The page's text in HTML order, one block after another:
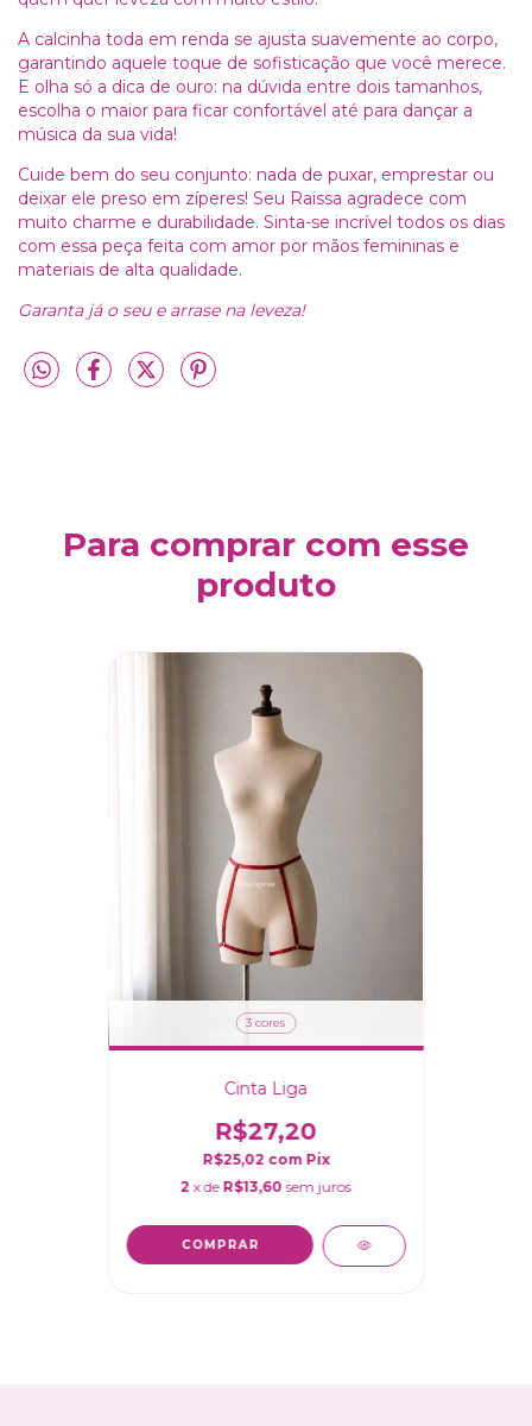
A calcinha toda em renda se ajusta suavemente ao corpo,
garantindo aquele toque de sofisticação que você merece.
E olha só a dica de ouro: na dúvida entre dois tamanhos,
escolha o maior para ficar confortável até para dançar a
música da sua vida!
Cuide bem do seu conjunto: nada de puxar, emprestar ou
deixar ele preso em zíperes! Seu Raissa agradece com
muito charme e durabilidade. Sinta-se incrível todos os dias
com essa peça feita com amor por mãos femininas e
materiais de alta qualidade.
Garanta já o seu e arrase na leveza!
Para comprar com esse
produto
3 cores
Cinta Liga
R$27,20
R$25,02 com Pix
2 x de R$13,60 sem juros
COMPRAR